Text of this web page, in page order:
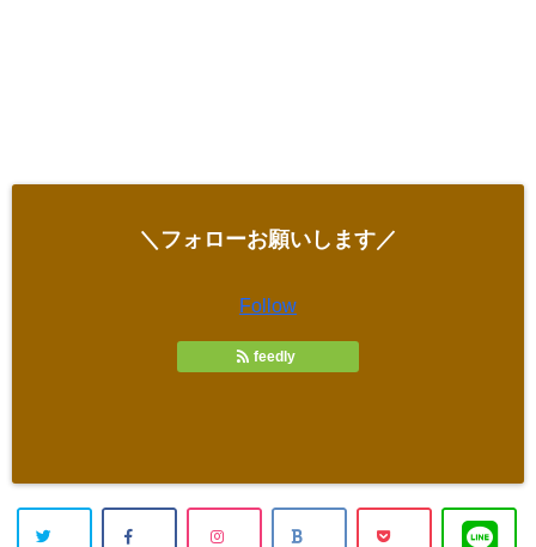
＼フォローお願いします／
Follow
feedly